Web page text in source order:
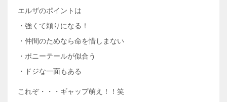
エルザのポイントは
・強くて頼りになる！
・仲間のためなら命を惜しまない
・ポニーテールが似合う
・ドジな一面もある
これぞ・・・ギャップ萌え！！笑